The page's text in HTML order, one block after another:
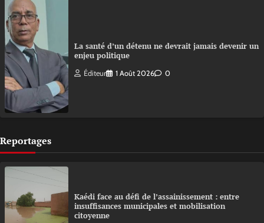
La santé d’un détenu ne devrait jamais devenir un
enjeu politique
Éditeur 1 Août 2026 0
Reportages
Kaédi face au défi de l’assainissement : entre
insuffisances municipales et mobilisation
citoyenne